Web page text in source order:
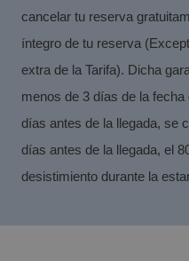
cancelar tu reserva
íntegro de tu reserva
extra de la Tarifa). Dicha
menos de 3 días de la
días antes de la llegada, se
días antes de la llegada, el
desistimiento durante la